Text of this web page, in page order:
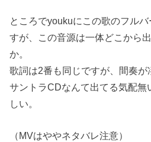
ところでyoukuにこの歌のフル
すが、この音源は一体どこから
か。
歌詞は2番も同じですが、間奏が
サントラCDなんて出てる気配無
しい。
（MVはややネタバレ注意）